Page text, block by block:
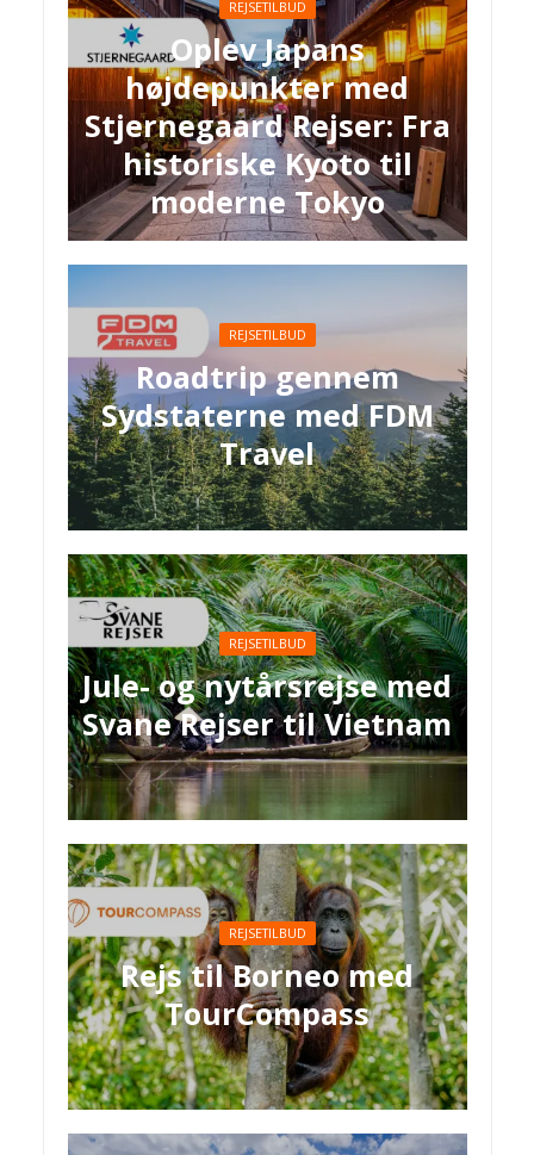
REJSETILBUD
Oplev Japans
højdepunkter med
Stjernegaard Rejser: Fra
historiske Kyoto til
moderne Tokyo
REJSETILBUD
Roadtrip gennem
Sydstaterne med FDM
Travel
REJSETILBUD
Jule- og nytårsrejse med
Svane Rejser til Vietnam
REJSETILBUD
Rejs til Borneo med
TourCompass